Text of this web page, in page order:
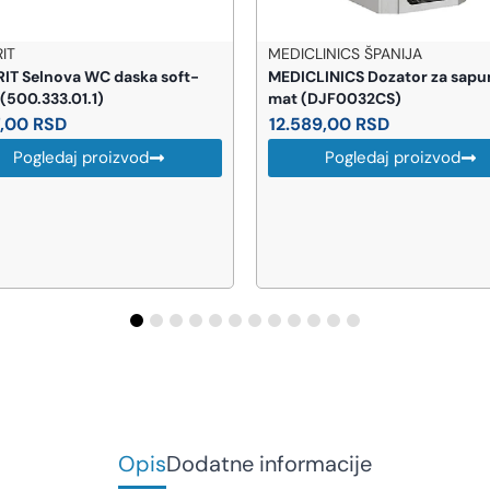
ŠPANIJA
Dozator za sapun 1,5 L
(DJF0032CS)
RSD
Pogledaj proizvod
AQUATHERM
AQUA VENTIL 20 SA
4.062,00RSD
Pogledaj proizvod
OpisDodatne informacije